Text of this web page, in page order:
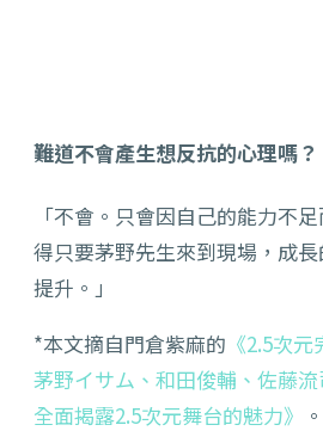
難道不會產生想反抗的心理嗎？
「不會。只會因自己的能力不
得只要茅野先生來到現場，成
提升。」
*本文摘自門倉紫麻的 《2.5次
茅野イサム、和田俊輔、佐藤
全面揭露2.5次元舞台的魅力》